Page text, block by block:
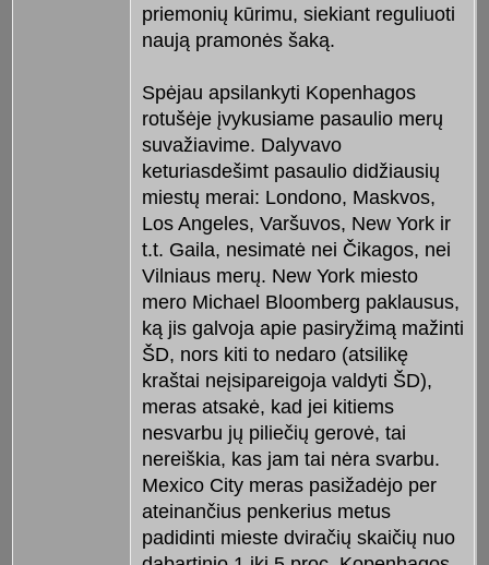
priemonių kūrimu, siekiant reguliuoti
naują pramonės šaką.
Spėjau apsilankyti Kopenhagos
rotušėje įvykusiame pasaulio merų
suvažiavime. Dalyvavo
keturiasdešimt pasaulio didžiausių
miestų merai: Londono, Maskvos,
Los Angeles, Varšuvos, New York ir
t.t. Gaila, nesimatė nei Čikagos, nei
Vilniaus merų. New York miesto
mero Michael Bloomberg paklausus,
ką jis galvoja apie pasiryžimą mažinti
ŠD, nors kiti to nedaro (atsilikę
kraštai neįsipareigoja valdyti ŠD),
meras atsakė, kad jei kitiems
nesvarbu jų piliečių gerovė, tai
nereiškia, kas jam tai nėra svarbu.
Mexico City meras pasižadėjo per
ateinančius penkerius metus
padidinti mieste dviračių skaičių nuo